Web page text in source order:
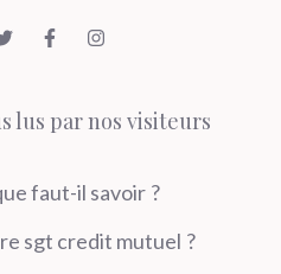
lus par nos visiteurs
faut-il savoir ?
sgt credit mutuel ?